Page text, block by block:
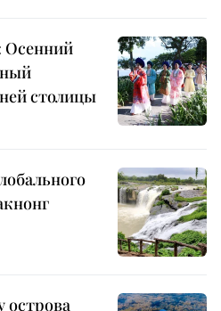
Осенний
столицы
острова